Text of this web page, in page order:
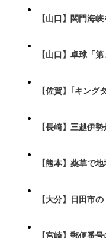
【山口】関門海
【山口】卓球「
【佐賀】｢キン
【長崎】三越伊
【熊本】薬草で
【大分】日田市
【宮崎】郵便番